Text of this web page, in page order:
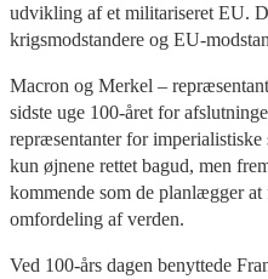
udvikling af et militariseret EU.
krigsmodstandere og EU-
Macron og Merkel –
sidste uge 100-året for
repræsentanter for
kun øjnene rettet bagud, men
kommende som de planlægger
omfordeling af verden.
Ved 100-års dagen benyttede